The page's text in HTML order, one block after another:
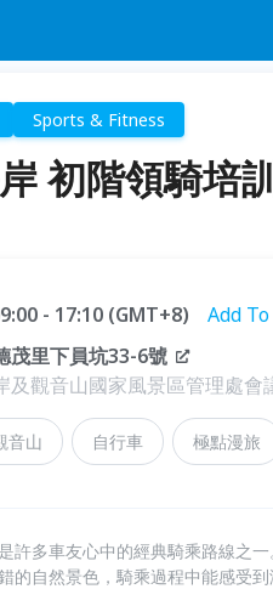
Sports & Fitness
初階領騎培
- 17:10 (GMT+8)
Add
茂里下員坑33-6號
及觀音山國家風景區管理處會
音山 自行車 極點漫旅
許多車友心中的經典騎乘路線之
的自然景色，騎乘過程中能感受